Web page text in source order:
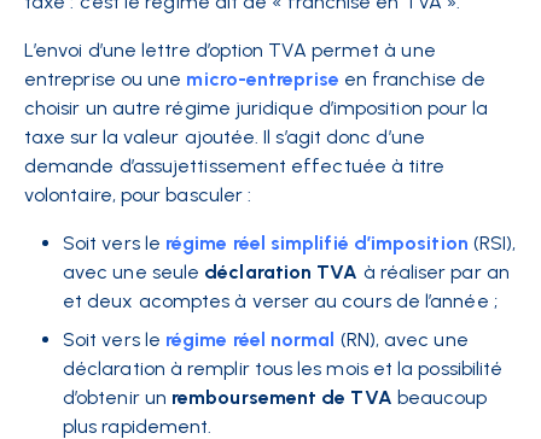
L’envoi d’une lettre d’option TVA permet à une
entreprise ou une micro-entreprise en franchise de
choisir un autre régime juridique d’imposition pour la
taxe sur la valeur ajoutée. Il s’agit donc d’une
demande d’assujettissement effectuée à titre
volontaire, pour basculer :
Soit vers le régime réel simplifié d’imposition (RSI),
avec une seule déclaration TVA à réaliser par an
et deux acomptes à verser au cours de l’année ;
Soit vers le régime réel normal (RN), avec une
déclaration à remplir tous les mois et la possibilité
d’obtenir un remboursement de TVA beaucoup
plus rapidement.